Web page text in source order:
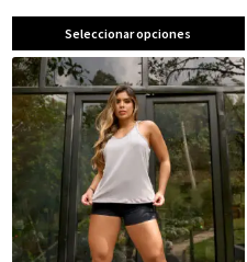
Seleccionar opciones